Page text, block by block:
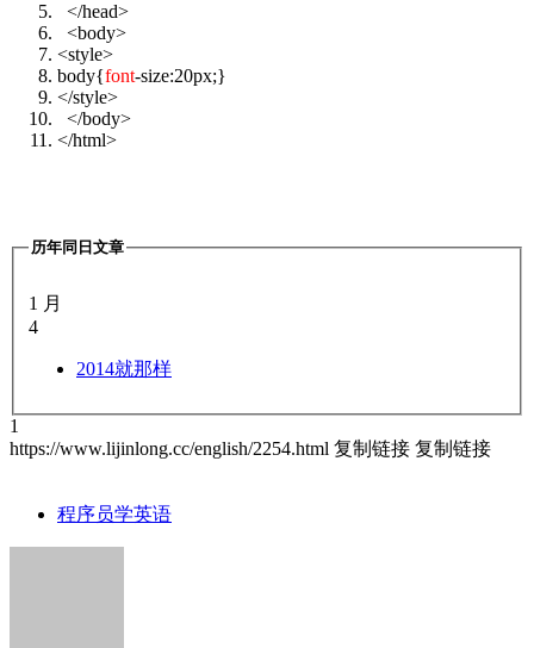
</head>
<body>
<style>
body{font-size:20px;}
</style>
</body>
</html>
历年同日文章
1 月
4
2014就那样
1
https://www.lijinlong.cc/english/2254.html 复制链接 复制链接
程序员学英语